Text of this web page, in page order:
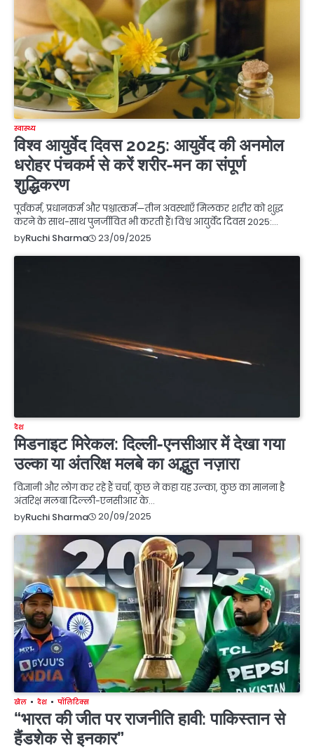
स्वास्थ्य
विश्व आयुर्वेद दिवस 2025: आयुर्वेद की अनमोल
धरोहर पंचकर्म से करें शरीर-मन का संपूर्ण
शुद्धिकरण
पूर्वकर्म, प्रधानकर्म और पश्चात्कर्म—तीन अवस्थाएँ मिलकर शरीर को शुद्ध
करने के साथ-साथ पुनर्जीवित भी करती हैं। विश्व आयुर्वेद दिवस 2025:…
byRuchi Sharma 23/09/2025
देश
मिडनाइट मिरेकल: दिल्ली-एनसीआर में देखा गया
उल्का या अंतरिक्ष मलबे का अद्भुत नज़ारा
विज्ञानी और लोग कर रहे हैं चर्चा, कुछ ने कहा यह उल्का, कुछ का मानना है
अंतरिक्ष मलबा दिल्ली-एनसीआर के…
byRuchi Sharma 20/09/2025
खेल देश पॉलिटिक्स
“भारत की जीत पर राजनीति हावी: पाकिस्तान से
हैंडशेक से इनकार”